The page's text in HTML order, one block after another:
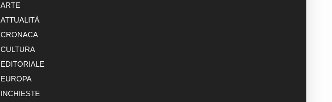
ARTE
ATTUALITÀ
CRONACA
CULTURA
EDITORIALE
EUROPA
INCHIESTE